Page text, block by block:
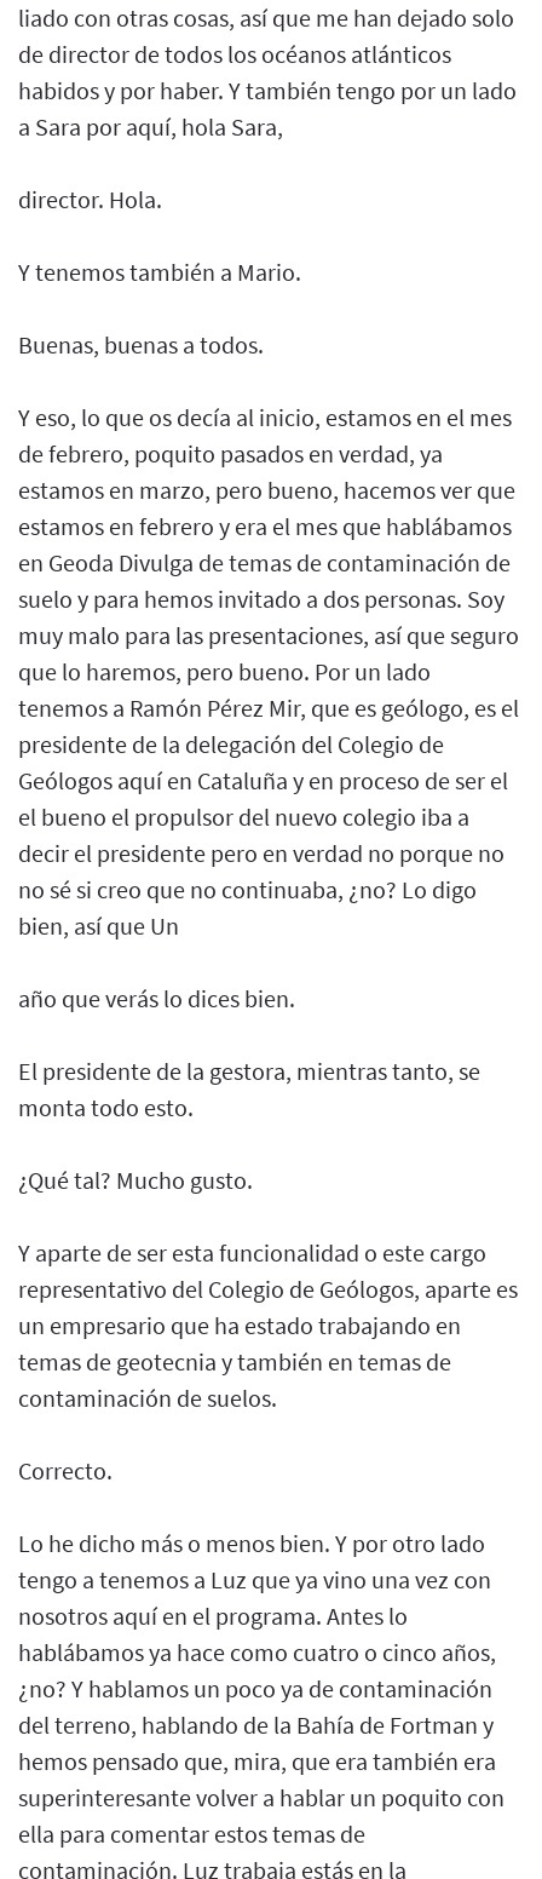
liado con otras cosas, así que me han dejado solo
de director de todos los océanos atlánticos
habidos y por haber. Y también tengo por un lado
a Sara por aquí, hola Sara,
director. Hola.
Y tenemos también a Mario.
Buenas, buenas a todos.
Y eso, lo que os decía al inicio, estamos en el mes
de febrero, poquito pasados en verdad, ya
estamos en marzo, pero bueno, hacemos ver que
estamos en febrero y era el mes que hablábamos
en Geoda Divulga de temas de contaminación de
suelo y para hemos invitado a dos personas. Soy
muy malo para las presentaciones, así que seguro
que lo haremos, pero bueno. Por un lado
tenemos a Ramón Pérez Mir, que es geólogo, es el
presidente de la delegación del Colegio de
Geólogos aquí en Cataluña y en proceso de ser el
el bueno el propulsor del nuevo colegio iba a
decir el presidente pero en verdad no porque no
no sé si creo que no continuaba, ¿no? Lo digo
bien, así que Un
año que verás lo dices bien.
El presidente de la gestora, mientras tanto, se
monta todo esto.
¿Qué tal? Mucho gusto.
Y aparte de ser esta funcionalidad o este cargo
representativo del Colegio de Geólogos, aparte es
un empresario que ha estado trabajando en
temas de geotecnia y también en temas de
contaminación de suelos.
Correcto.
Lo he dicho más o menos bien. Y por otro lado
tengo a tenemos a Luz que ya vino una vez con
nosotros aquí en el programa. Antes lo
hablábamos ya hace como cuatro o cinco años,
¿no? Y hablamos un poco ya de contaminación
del terreno, hablando de la Bahía de Fortman y
hemos pensado que, mira, que era también era
superinteresante volver a hablar un poquito con
ella para comentar estos temas de
contaminación. Luz trabaja estás en la